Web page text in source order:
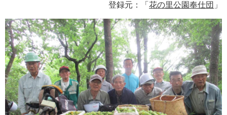
登録元：「 花の里公園奉仕団 」